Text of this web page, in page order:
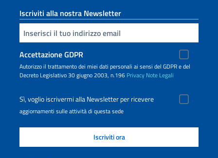
Iscriviti alla nostra Newsletter
Inserisci la tua email
Accettazione GDPR
Autorizzo il trattamento dei miei dati personali ai sensi del GDPR e del
Decreto Legislativo 30 giugno 2003, n.196 Privacy Note Legali
Sì, voglio iscrivermi alla Newsletter per ricevere
aggiornamenti sulle attività di questa sede